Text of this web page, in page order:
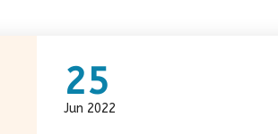
25
Jun 2022